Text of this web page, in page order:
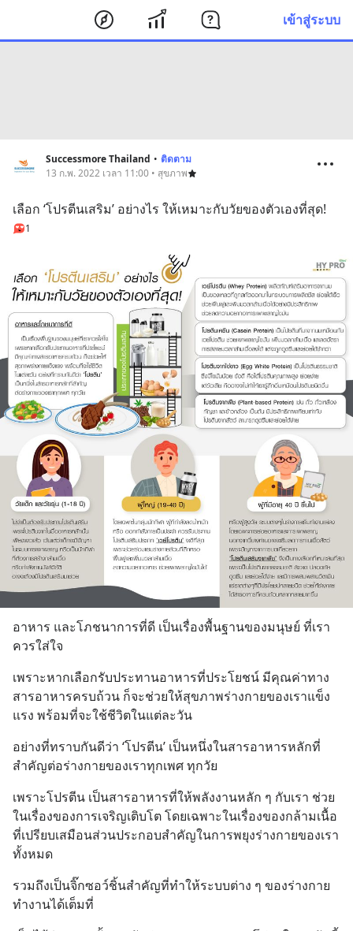
เข้าสู่ระบบ
Successmore Thailand • ติดตาม
13 ก.พ. 2022 เวลา 11:00 • สุขภาพ
เลือก ‘โปรตีนเสริม’ อย่างไร ให้เหมาะกับวัยของตัวเองที่สุด!
1
อาหาร และโภชนาการที่ดี เป็นเรื่องพื้นฐานของมนุษย์ ที่เรา
ควรใส่ใจ
เพราะหากเลือกรับประทานอาหารที่ประโยชน์ มีคุณค่าทาง
สารอาหารครบถ้วน ก็จะช่วยให้สุขภาพร่างกายของเราแข็ง
แรง พร้อมที่จะใช้ชีวิตในแต่ละวัน
อย่างที่ทราบกันดีว่า ‘โปรตีน’ เป็นหนึ่งในสารอาหารหลักที่
สำคัญต่อร่างกายของเราทุกเพศ ทุกวัย
เพราะโปรตีน เป็นสารอาหารที่ให้พลังงานหลัก ๆ กับเรา ช่วย
ในเรื่องของการเจริญเติบโต โดยเฉพาะในเรื่องของกล้ามเนื้อ
ที่เปรียบเสมือนส่วนประกอบสำคัญในการพยุงร่างกายของเรา
ทั้งหมด
รวมถึงเป็นจิ๊กซอว์ชิ้นสำคัญที่ทำให้ระบบต่าง ๆ ของร่างกาย
ทำงานได้เต็มที่